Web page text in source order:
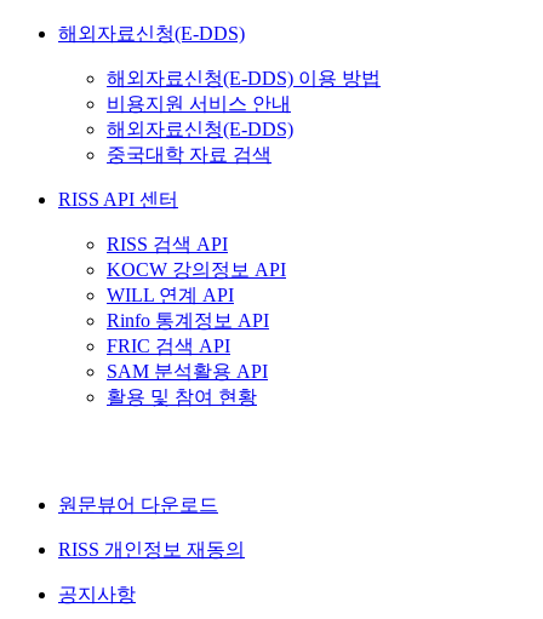
해외자료신청(E-DDS)
해외자료신청(E-DDS) 이용 방법
비용지원 서비스 안내
해외자료신청(E-DDS)
중국대학 자료 검색
RISS API 센터
RISS 검색 API
KOCW 강의정보 API
WILL 연계 API
Rinfo 통계정보 API
FRIC 검색 API
SAM 분석활용 API
활용 및 참여 현황
원문뷰어 다운로드
RISS 개인정보 재동의
공지사항